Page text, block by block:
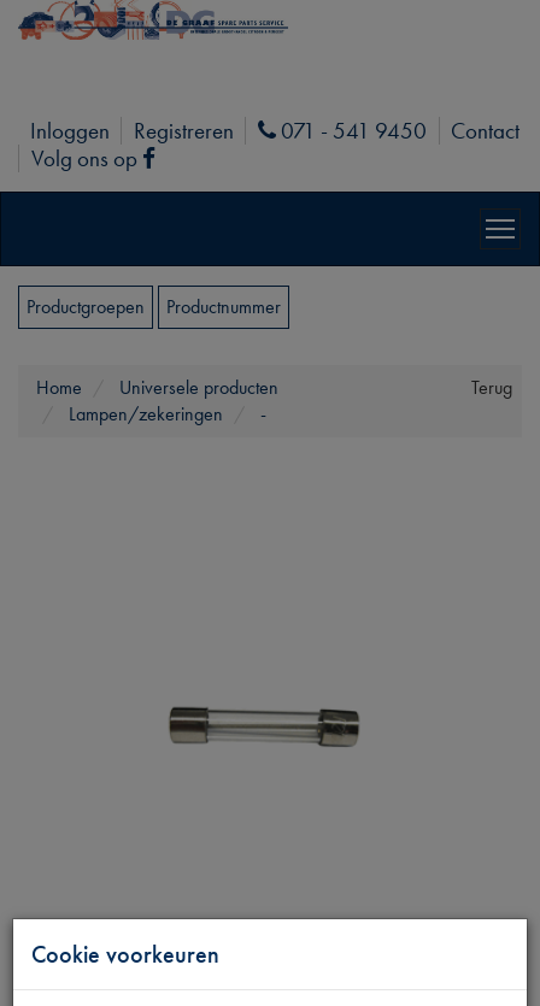
Inloggen Registreren Phone
071 - 541 9450
Contact
Volg ons op
Facebook
Productgroepen Productnummer
Terug
Home
Universele producten
Lampen/zekeringen
-
Cookie voorkeuren